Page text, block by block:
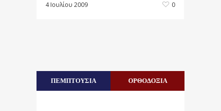
4 Ιουλίου 2009 0
ΠΕΜΠΤΟΥΣΙΑ ΟΡΘΟΔΟΞΙΑ